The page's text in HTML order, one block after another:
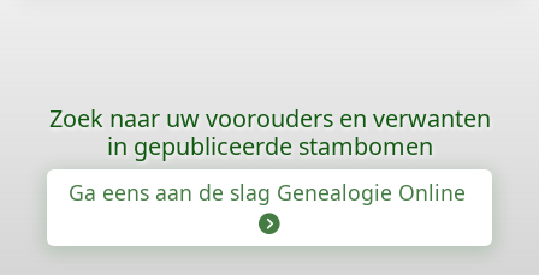
Zoek naar uw voorouders en verwanten
in gepubliceerde stambomen
Ga eens aan de slag Genealogie Online